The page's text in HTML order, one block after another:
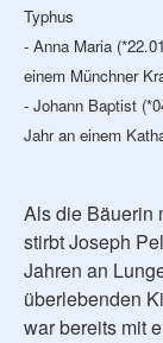
Typhus
- Anna Maria
einem Münchner
- Johann Baptist
Jahr an einem
Als die Bäuerin
stirbt Joseph
Jahren an
überlebenden
war bereits mit